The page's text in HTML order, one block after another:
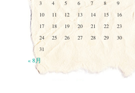
3
4 5 6 7 8
9
10
11 12 13 14 15
16
17
18 19 20 21 22
23
24
25 26 27 28 29
30
31
« 8月